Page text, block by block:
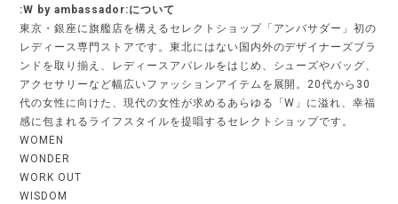
:W by ambassador:について
東京・銀座に旗艦店を構えるセレクトショップ「アンバサダー」初の
レディース専門ストアです。東北にはない国内外のデザイナーズブラ
ンドを取り揃え、レディースアパレルをはじめ、シューズやバッグ、
アクセサリーなど幅広いファッションアイテムを展開。20代から30
代の女性に向けた、現代の女性が求めるあらゆる「W」に溢れ、幸福
感に包まれるライフスタイルを提唱するセレクトショップです。
WOMEN
WONDER
WORK OUT
WISDOM